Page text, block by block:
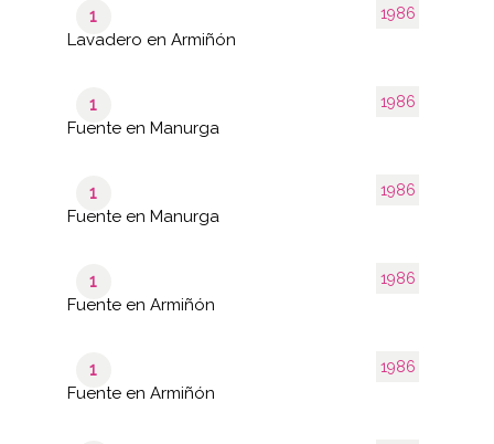
1986
1
Lavadero en Armiñón
1986
1
Fuente en Manurga
1986
1
Fuente en Manurga
1986
1
Fuente en Armiñón
1986
1
Fuente en Armiñón